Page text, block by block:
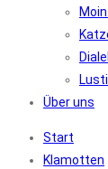
Über uns
Start
Klamotten